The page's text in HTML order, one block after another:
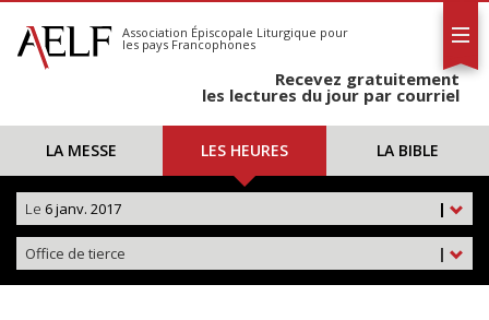
S'abonner
Calendrier
Association Épiscopale Liturgique pour
les pays Francophones
Recevez gratuitement
les lectures du jour par courriel
LA MESSE LES HEURES LA BIBLE
|
Le 6 janv. 2017
|
Office de tierce